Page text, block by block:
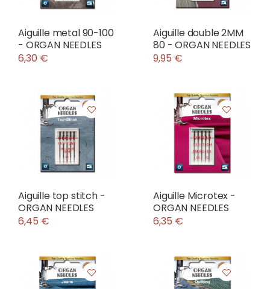
Aiguille metal 90-100
- ORGAN NEEDLES
6,30 €
Aiguille double 2MM
80 - ORGAN NEEDLES
9,95 €
Aiguille top stitch -
ORGAN NEEDLES
6,45 €
Aiguille Microtex -
ORGAN NEEDLES
6,35 €